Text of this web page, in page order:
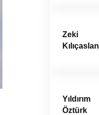
Zeki
Kılıçaslan
Yıldırım
Öztürk